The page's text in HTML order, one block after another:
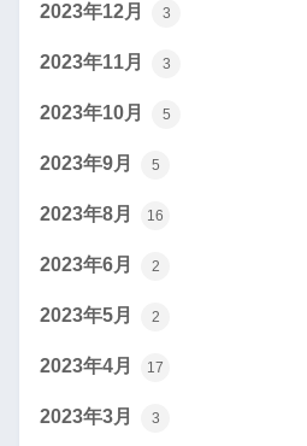
2023年12月 3
2023年11月 3
2023年10月 5
2023年9月 5
2023年8月 16
2023年6月 2
2023年5月 2
2023年4月 17
2023年3月 3